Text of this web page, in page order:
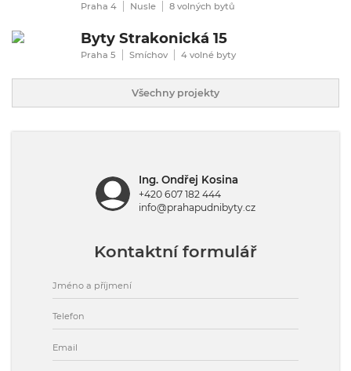
Praha 4 Nusle 8 volných bytů
Byty Strakonická 15
Praha 5 Smíchov 4 volné byty
Všechny projekty
Ing. Ondřej Kosina
+420 607 182 444
info@prahapudnibyty.cz
Kontaktní formulář